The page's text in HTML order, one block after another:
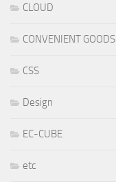
CLOUD
CONVENIENT GOODS
CSS
Design
EC-CUBE
etc